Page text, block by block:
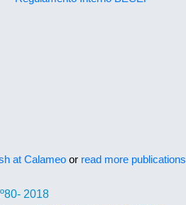
at Calameo or read more publications
2018